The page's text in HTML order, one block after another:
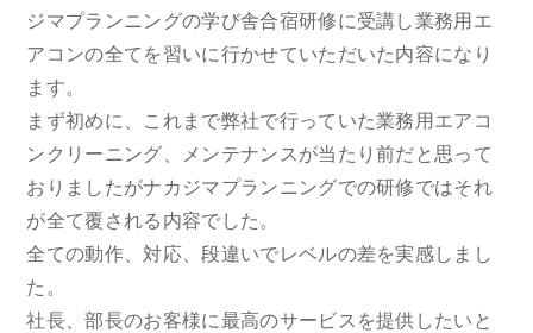
ジマプランニングの学び舎合宿研修に受講し業務用エ
アコンの全てを習いに行かせていただいた内容になり
ます。
まず初めに、これまで弊社で行っていた業務用エアコ
ンクリーニング、メンテナンスが当たり前だと思って
おりましたがナカジマプランニングでの研修ではそれ
が全て覆される内容でした。
全ての動作、対応、段違いでレベルの差を実感しまし
た。
社長、部長のお客様に最高のサービスを提供したいと